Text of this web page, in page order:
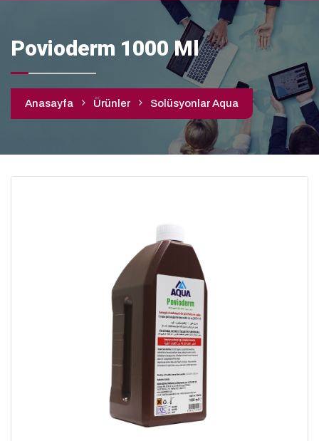
Povioderm 1000 Ml
Anasayfa Ürünler Solüsyonlar Aqua